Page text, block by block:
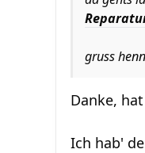
gruss
Danke,
Ich hab'